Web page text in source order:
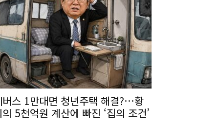
버스 1만대면 청년주택 해결?…황
5천억원 계산에 빠진 ‘집의 조건’